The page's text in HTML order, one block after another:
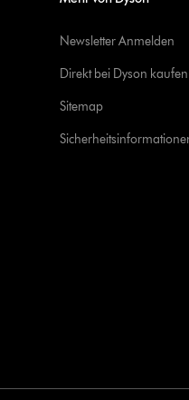
Newsletter Anmelden
Direkt bei Dyson kaufen
Sitemap